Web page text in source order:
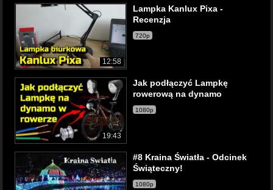
12:58
Lampka Kanlux Pixa -
Recenzja
720p
19:43
Jak podłączyć Lampkę
rowerową na dynamo
1080p
#8 Kraina Światła - Odcinek
Świąteczny!
1080p